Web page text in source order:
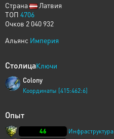
Страна
Латвия
ТОП 4706
Очков 2 040 932
Альянс Империя
СтолицаКлючи
Colony
Координаты [415:462:6]
Опыт
46
Инфраструктура